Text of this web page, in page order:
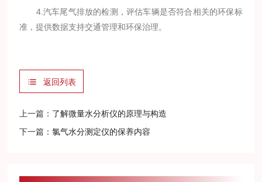
4.汽车尾气排放的检测，评估车辆是否符合相关的环保标
准，提供数据支持交通管理和环保治理。
返回列表
上一篇： 了解微量水分析仪的原理与构造
下一篇：氯气水分测定仪的保养内容